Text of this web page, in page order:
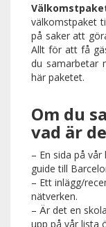
välkomstpaket
på saker att
Allt för att få
du samarbetar
här paketet.
Om du
vad är
– En sida på
guide till
– Ett inlägg/
nätverken.
– Är det en
upp på vår lista